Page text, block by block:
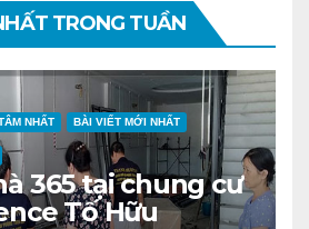
TRONG TUẦN
NHẤT BÀI VIẾT MỚI NHẤT
365 tại chung cư
Tố Hữu